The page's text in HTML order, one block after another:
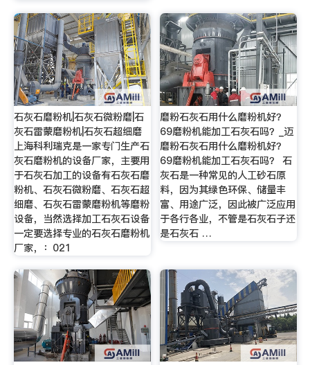
石灰石磨粉机|石灰石微粉磨|石
灰石雷蒙磨粉机|石灰石超细磨
上海科利瑞克是一家专门生产石
灰石磨粉机的设备厂家，主要用
于石灰石加工的设备有石灰石磨
粉机、石灰石微粉磨、石灰石超
细磨、石灰石雷蒙磨粉机等磨粉
设备，当然选择加工石灰石设备
一定要选择专业的石灰石磨粉机
厂家，：021
磨粉石灰石用什么磨粉机好？
69磨粉机能加工石灰石吗？_迈
磨粉石灰石用什么磨粉机好？
69磨粉机能加工石灰石吗？ 石
灰石是一种常见的人工砂石原
料，因为其绿色环保、储量丰
富、用途广泛，因此被广泛应用
于各行各业，不管是石灰石子还
是石灰石 …